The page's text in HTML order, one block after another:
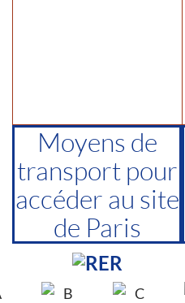
Moyens de
transport pour
accéder au site
de Paris